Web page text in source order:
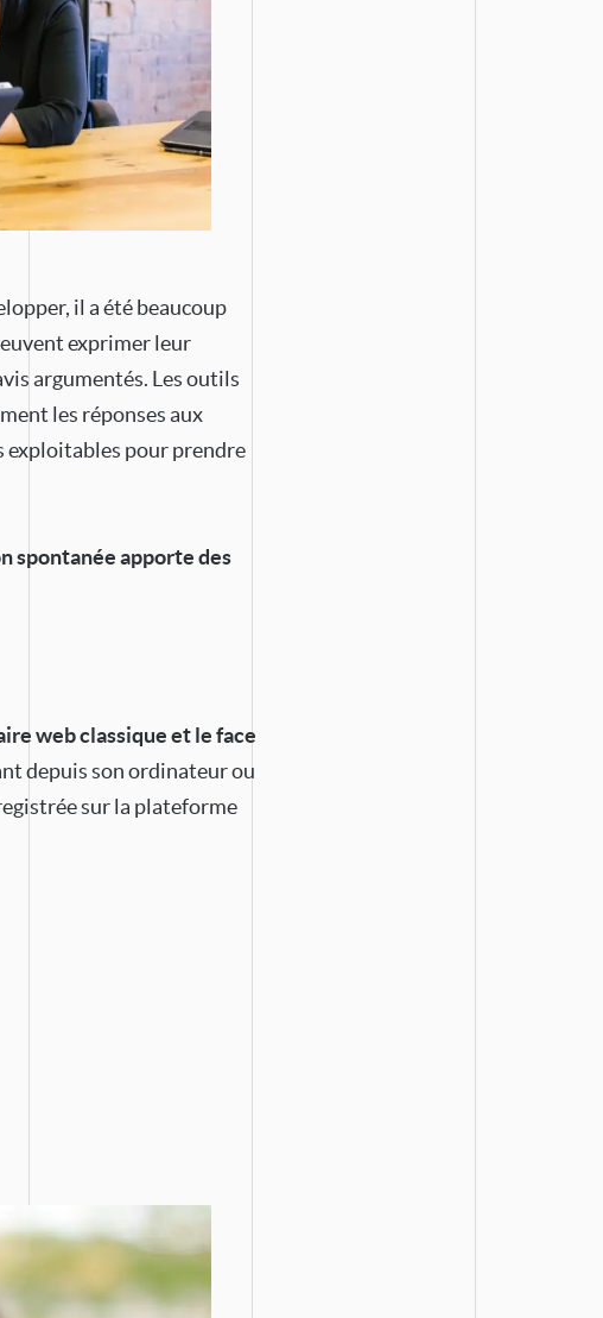
il a été beaucoup
exprimer leur
argumentés. Les outils
les réponses aux
exploitables pour prendre
spontanée apporte des
web classique et le face
depuis son ordinateur ou
sur la plateforme